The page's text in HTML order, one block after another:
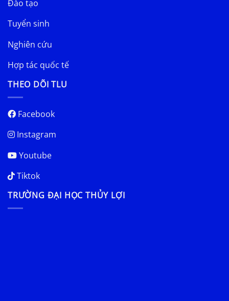
Đào tạo
Tuyển sinh
Nghiên cứu
Hợp tác quốc tế
THEO DÕI TLU
Facebook
Instagram
Youtube
Tiktok
TRƯỜNG ĐẠI HỌC THỦY LỢI